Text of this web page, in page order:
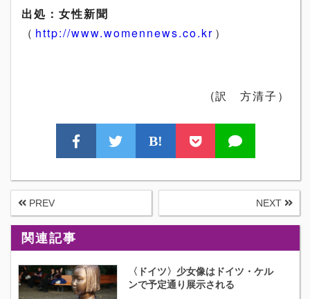
出処：女性新聞
（ http://www.womennews.co.kr ）
(訳 方清子）
B!
PREV NEXT
関連記事
〈ドイツ〉少女像はドイツ・ケル
ンで予定通り展示される